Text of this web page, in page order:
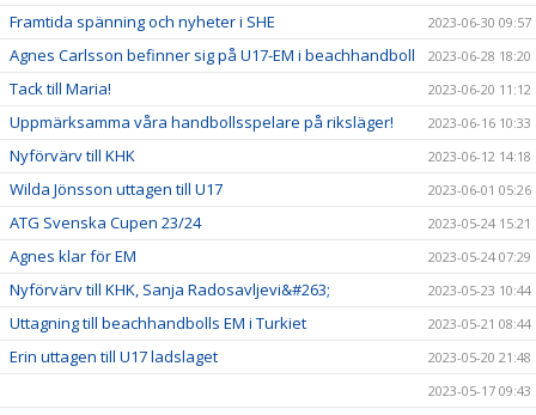
Framtida spänning och nyheter i SHE 2023-06-30 09:57
Agnes Carlsson befinner sig på U17-EM i beachhandboll 2023-06-28 18:20
Tack till Maria! 2023-06-20 11:12
Uppmärksamma våra handbollsspelare på riksläger! 2023-06-16 10:33
Nyförvärv till KHK 2023-06-12 14:18
Wilda Jönsson uttagen till U17 2023-06-01 05:26
ATG Svenska Cupen 23/24 2023-05-24 15:21
Agnes klar för EM 2023-05-24 07:29
Nyförvärv till KHK, Sanja Radosavljevi&#263; 2023-05-23 10:44
Uttagning till beachhandbolls EM i Turkiet 2023-05-21 08:44
Erin uttagen till U17 ladslaget
2023-05-20 21:48
2023-05-17 09:43